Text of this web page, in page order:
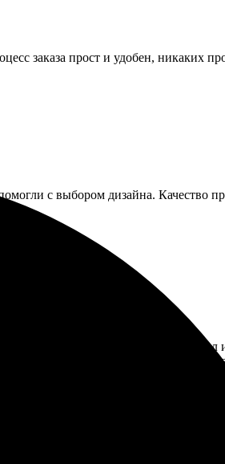
заказа прост и удобен, никаких
с выбором дизайна. Качество
заказа прошел гладко. Загружал
яркие и насыщенные. Друзья были в